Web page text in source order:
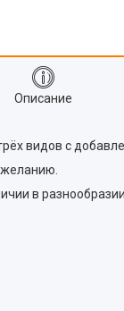
Описание
видов с
в